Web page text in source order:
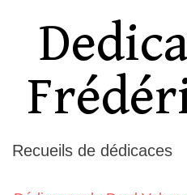
Recueils de dédicaces